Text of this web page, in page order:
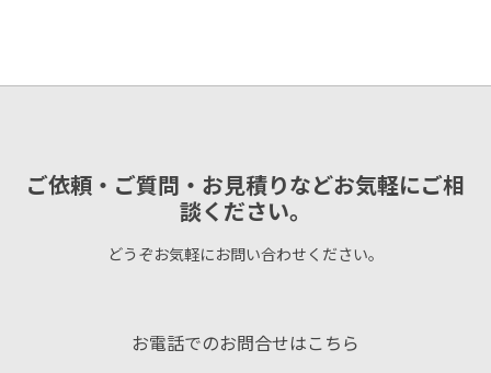
ご依頼・ご質問・お見積りなどお気軽にご相
談ください。
どうぞお気軽にお問い合わせください。
お電話でのお問合せはこちら